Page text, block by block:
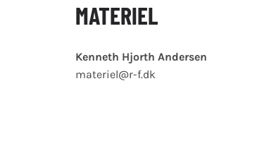
MATERIEL
Kenneth Hjorth Andersen
materiel@r-f.dk